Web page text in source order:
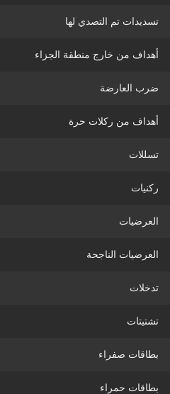
تسديدات تم التصدي لها
أهداف من خارج منطقة الجزاء
ضرب العارضة
أهداف من ركلات حرة
تسللات
ركنيات
العرضيات
العرضيات الناجحة
تدخلات
تشتيتات
بطاقات صفراء
بطاقات حمراء